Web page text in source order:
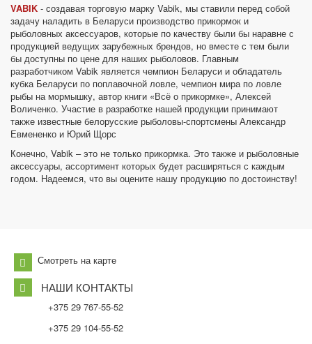
VABIK - создавая торговую марку Vabik, мы ставили перед собой
задачу наладить в Беларуси производство прикормок и
рыболовных аксессуаров, которые по качеству были бы наравне с
продукцией ведущих зарубежных брендов, но вместе с тем были
бы доступны по цене для наших рыболовов. Главным
разработчиком Vabik является чемпион Беларуси и обладатель
кубка Беларуси по поплавочной ловле, чемпион мира по ловле
рыбы на мормышку, автор книги «Всё о прикормке», Алексей
Воличенко. Участие в разработке нашей продукции принимают
также известные белорусские рыболовы-спортсмены Александр
Евмененко и Юрий Щорс
Конечно, Vabik – это не только прикормка. Это также и рыболовные
аксессуары, ассортимент которых будет расширяться с каждым
годом. Надеемся, что вы оцените нашу продукцию по достоинству!
Смотреть на карте
НАШИ КОНТАКТЫ
+375 29 767-55-52
+375 29 104-55-52